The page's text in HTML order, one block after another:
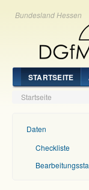
Bundesland Hessen
STARTSEITE
Startseite
Daten
Checkliste